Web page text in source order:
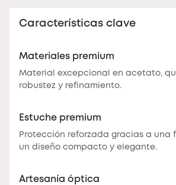
Características clave
Materiales premium
Material excepcional en acetato,
robustez y refinamiento.
Estuche premium
Protección reforzada gracias a una
un diseño compacto y elegante.
Artesanía óptica